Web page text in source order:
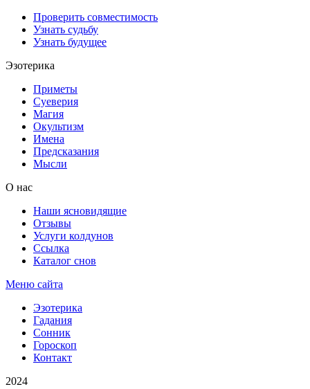
Проверить совместимость
Узнать судьбу
Узнать будущее
Эзотерика
Приметы
Суеверия
Магия
Окультизм
Имена
Предсказания
Мысли
О нас
Наши ясновидящие
Отзывы
Услуги колдунов
Ссылка
Каталог снов
Меню сайта
Эзотерика
Гадания
Сонник
Гороскоп
Контакт
2024